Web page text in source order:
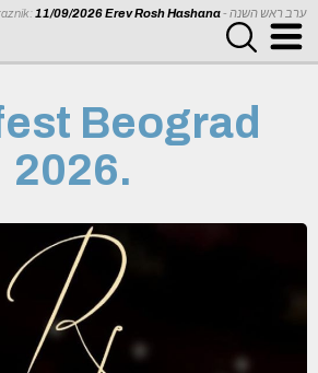
11/09/2026 Erev Rosh Hashana - ערב ראש השנה
Beograd
2026.